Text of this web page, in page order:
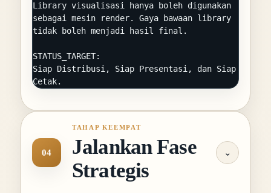
Library visualisasi hanya boleh digunakan
sebagai mesin render. Gaya bawaan library
tidak boleh menjadi hasil final.
STATUS_TARGET:
Siap Distribusi, Siap Presentasi, dan Siap
Cetak.
04
TAHAP KEEMPAT
Jalankan Fase
Strategis
⌄